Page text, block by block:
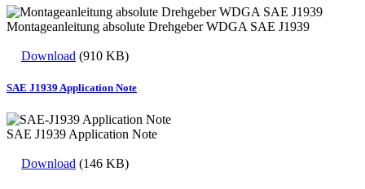
Montageanleitung absolute Drehgeber WDGA SAE J1939
Download (910 KB)
SAE J1939 Application Note
SAE J1939 Application Note
Download (146 KB)